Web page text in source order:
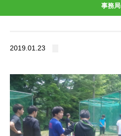
事務局
2019.01.23